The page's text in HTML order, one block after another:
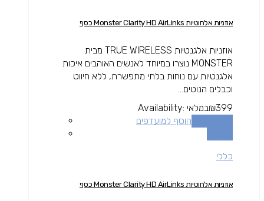
אוזניות אלחוטיות Monster Clarity HD AirLinks כסף
אוזניות אלגנטיות TRUE WIRELESS מבית
MONSTER נוצרו במיוחד לאנשים האוהבים איכות
אלגנטיות עם נוחות בלתי מתפשרת, ללא חיווט
וכבלים הנוטים...
₪399
Availability: במלאי
הוסף למועדפים
כללי
אוזניות אלחוטיות Monster Clarity HD AirLinks כסף